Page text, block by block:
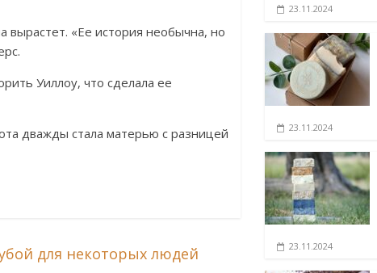
вырастет. «Ее история необычна, но
Уиллоу, что сделала ее
дважды стала матерью с разницей
для некоторых людей
23.11.2024
23.11.2024
23.11.2024